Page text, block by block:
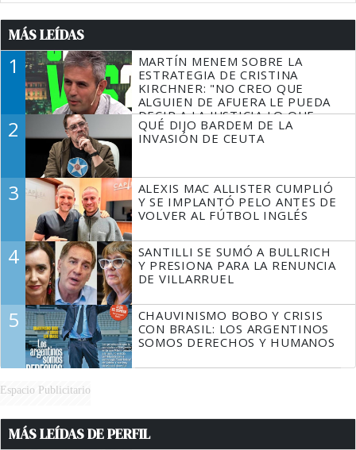
MÁS LEÍDAS
1
MARTÍN MENEM SOBRE LA
ESTRATEGIA DE CRISTINA
KIRCHNER: "NO CREO QUE
ALGUIEN DE AFUERA LE PUEDA
DECIR A LA JUSTICIA LO QUE
TIENE QUE HACER"
2
QUÉ DIJO BARDEM DE LA
INVASIÓN DE CEUTA
3
ALEXIS MAC ALLISTER CUMPLIÓ
Y SE IMPLANTÓ PELO ANTES DE
VOLVER AL FÚTBOL INGLÉS
4
SANTILLI SE SUMÓ A BULLRICH
Y PRESIONA PARA LA RENUNCIA
DE VILLARRUEL
5
CHAUVINISMO BOBO Y CRISIS
CON BRASIL: LOS ARGENTINOS
SOMOS DERECHOS Y HUMANOS
Espacio Publicitario
MÁS LEÍDAS DE PERFIL